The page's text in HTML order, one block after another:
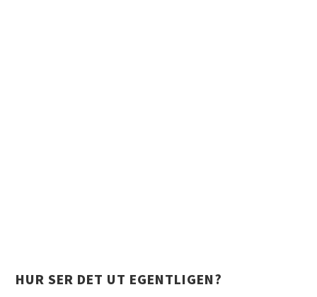
HUR SER DET UT EGENTLIGEN?